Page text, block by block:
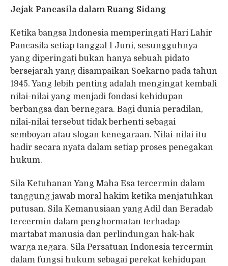
Jejak Pancasila dalam Ruang Sidang
Ketika bangsa Indonesia memperingati Hari Lahir
Pancasila setiap tanggal 1 Juni, sesungguhnya
yang diperingati bukan hanya sebuah pidato
bersejarah yang disampaikan Soekarno pada tahun
1945. Yang lebih penting adalah mengingat kembali
nilai-nilai yang menjadi fondasi kehidupan
berbangsa dan bernegara. Bagi dunia peradilan,
nilai-nilai tersebut tidak berhenti sebagai
semboyan atau slogan kenegaraan. Nilai-nilai itu
hadir secara nyata dalam setiap proses penegakan
hukum.
Sila Ketuhanan Yang Maha Esa tercermin dalam
tanggung jawab moral hakim ketika menjatuhkan
putusan. Sila Kemanusiaan yang Adil dan Beradab
tercermin dalam penghormatan terhadap
martabat manusia dan perlindungan hak-hak
warga negara. Sila Persatuan Indonesia tercermin
dalam fungsi hukum sebagai perekat kehidupan